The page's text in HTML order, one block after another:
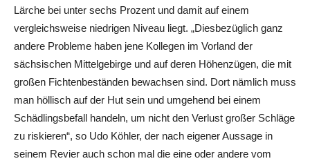
Lärche bei unter sechs Prozent und damit auf einem
vergleichsweise niedrigen Niveau liegt. „Diesbezüglich ganz
andere Probleme haben jene Kollegen im Vorland der
sächsischen Mittelgebirge und auf deren Höhenzügen, die mit
großen Fichtenbeständen bewachsen sind. Dort nämlich muss
man höllisch auf der Hut sein und umgehend bei einem
Schädlingsbefall handeln, um nicht den Verlust großer Schläge
zu riskieren“, so Udo Köhler, der nach eigener Aussage in
seinem Revier auch schon mal die eine oder andere vom